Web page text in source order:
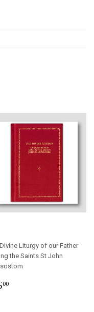
Liturgy of our Father
the Saints St John
00